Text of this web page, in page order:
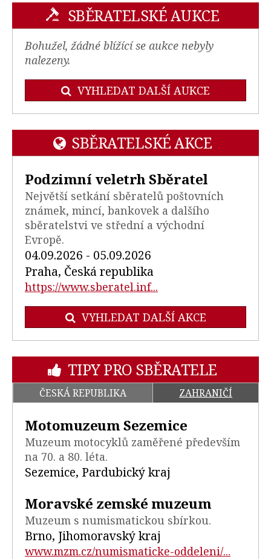
SBĚRATELSKÉ AUKCE
Bohužel, žádné blížící se aukce nebyly
nalezeny.
VYHLEDAT DALŠÍ AUKCE
SBĚRATELSKÉ AKCE
Podzimní veletrh Sběratel
Největší setkání sběratelů poštovních
známek, mincí, bankovek a dalšího
sběratelstvi ve střední a východní
Evropě.
04.09.2026 - 05.09.2026
Praha, Česká republika
https://www.sberatel.inf...
VYHLEDAT DALŠÍ AKCE
TIPY PRO SBĚRATELE
ČESKÁ REPUBLIKA ZAHRANIČÍ
Motomuzeum Sezemice
Muzeum motocyklů zaměřené především
na 70. a 80. léta.
Sezemice, Pardubický kraj
Moravské zemské muzeum
Muzeum s numismatickou sbírkou.
Brno, Jihomoravský kraj
www.mzm.cz/numismaticke-oddeleni/...